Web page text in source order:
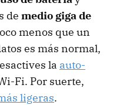
de medio giga de
menos que un
es más normal,
la auto-
Fi. Por suerte,
ligeras.